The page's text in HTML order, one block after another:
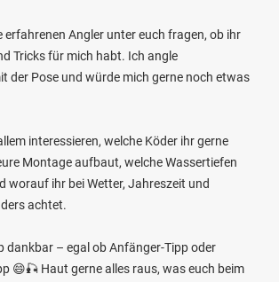
erfahrenen Angler unter euch fragen, ob ihr
Tricks für mich habt. Ich angle
der Pose und würde mich gerne noch etwas
interessieren, welche Köder ihr gerne
Montage aufbaut, welche Wassertiefen
worauf ihr bei Wetter, Jahreszeit und
achtet.
dankbar – egal ob Anfänger-Tipp oder
😄🎣 Haut gerne alles raus, was euch beim